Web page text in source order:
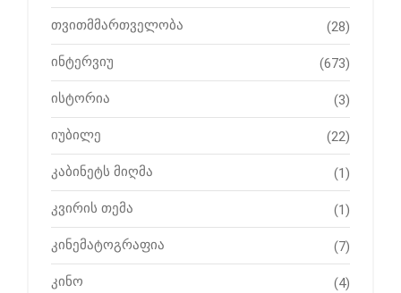
თვითმმართველობა (28)
ინტერვიუ (673)
ისტორია (3)
იუბილე (22)
კაბინეტს მიღმა (1)
კვირის თემა (1)
კინემატოგრაფია (7)
კინო (4)